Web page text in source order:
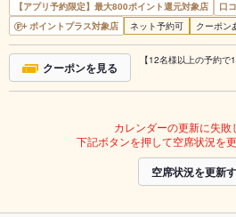
【アプリ予約限定】最大800ポイント還元対象店
口
ポイントプラス対象店
ネット予約可 クーポン
クーポンを見る 【12名様以上の予約で
カレンダーの更新に失敗
下記ボタンを押して空席状況を
空席状況を更新